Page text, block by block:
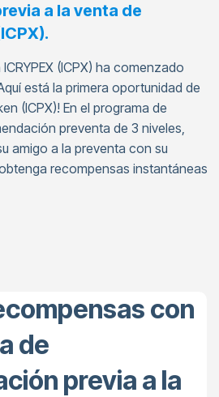
a la venta de
(ICPX) ha comenzado
está la primera oportunidad de
(ICPX)! En el programa de
preventa de 3 niveles,
amigo a la preventa con su
recompensas instantáneas
con
de
previa a la